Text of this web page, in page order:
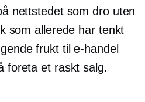
nettstedet som dro uten
som allerede har tenkt
frukt tile-handel
foreta et raskt salg.